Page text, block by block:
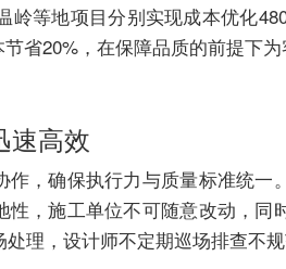
等地项目分别实现成本优化
省20%，在保障品质的前提下为
速高效
，确保执行力与质量标准统
，施工单位不可随意改动，
理，设计师不定期巡场排查不